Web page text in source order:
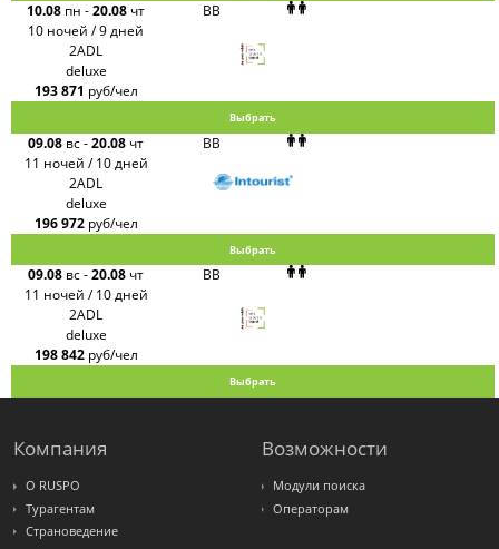
10.08 пн -20.08 чт
10 ночей / 9 дней
BB
2ADL
deluxe
193 871 руб/чел
Выбрать
09.08 вс-20.08 чт
11 ночей / 10 дней
BB
2ADL
deluxe
196 972 руб/чел
Выбрать
09.08 вс-20.08 чт
11 ночей / 10 дней
BB
2ADL
deluxe
198 842 руб/чел
Выбрать
Компания
О RUSPO
Турагентам
Страноведение
Возможности
Модули поиска
Операторам